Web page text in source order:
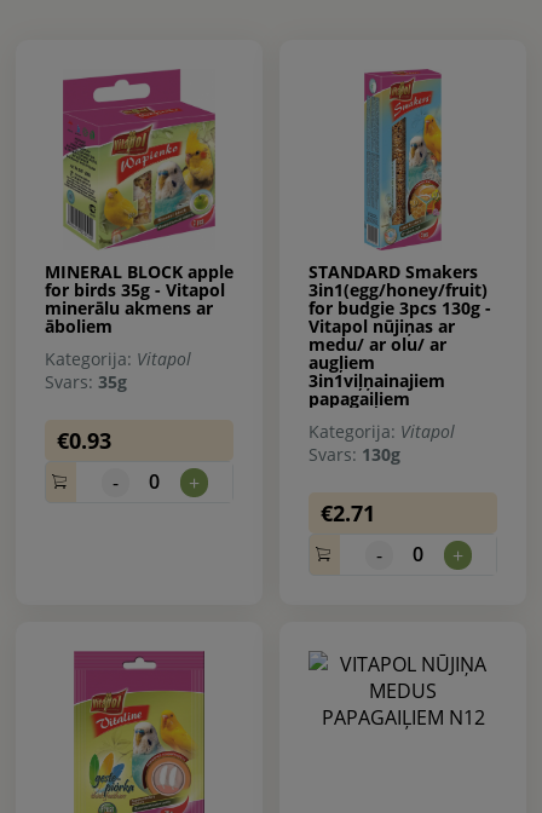
MINERAL BLOCK apple
for birds 35g - Vitapol
minerālu akmens ar
āboliem
Kategorija: Vitapol
Svars: 35g
€0.93
- 0 +
STANDARD Smakers
3in1(egg/honey/fruit)
for budgie 3pcs 130g -
Vitapol nūjiņas ar
medu/ ar olu/ ar
augļiem
3in1viļņainajiem
papagaiļiem
Kategorija: Vitapol
Svars: 130g
€2.71
- 0 +